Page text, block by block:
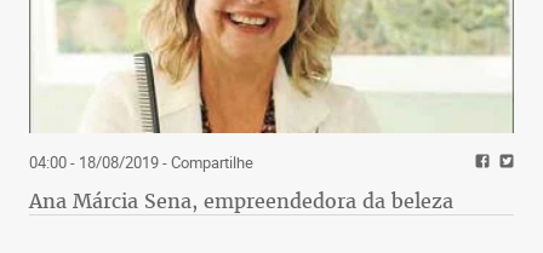
04:00 - 18/08/2019- Compartilhe
Ana Márcia Sena, empreendedora da beleza